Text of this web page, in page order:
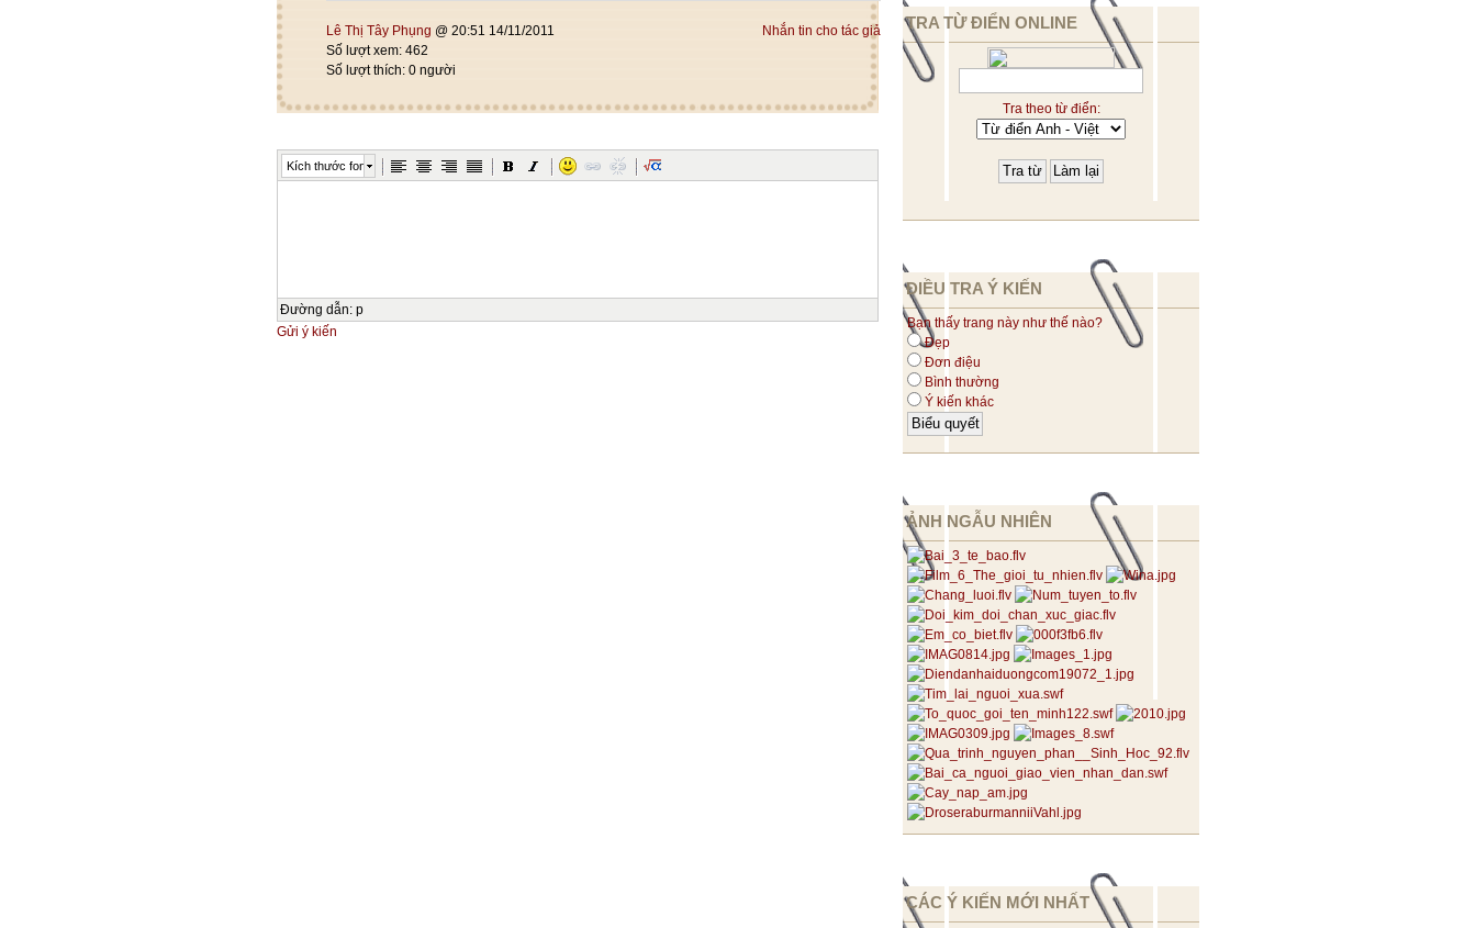
TRA TỪ ĐIỂN ONLINE
Tra theo từ điển:
ĐIỀU TRA Ý KIẾN
Bạn thấy trang này như thế nào?
Đẹp
Đơn điệu
Bình thường
Ý kiến khác
ẢNH NGẪU NHIÊN
CÁC Ý KIẾN MỚI NHẤT
Nhắn tin cho tác giả
Lê Thị Tây Phụng @ 20:51 14/11/2011
Số lượt xem: 462
Số lượt thích: 0 người
Kích thước font
Đường dẫn: p
Gửi ý kiến